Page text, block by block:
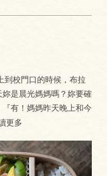
到校門口的時候，布拉
是晨光媽媽嗎？妳要確
有！媽媽昨天晚上和今
更多